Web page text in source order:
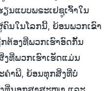
ນແບບພຣະເຢຊູເຈົ້າໃນ
ນໃນໂລກນີ້, ຍ້ອນພວກເຂົາ
ຕ້ອງທີ່ພວກເຮົາອົດກັ້ນ
ທີ່ພວກເຮົາເຮັດແມ່ນ
ຄຳພີ, ຍ້ອນທຸກສິ່ງທີ່ບໍ່